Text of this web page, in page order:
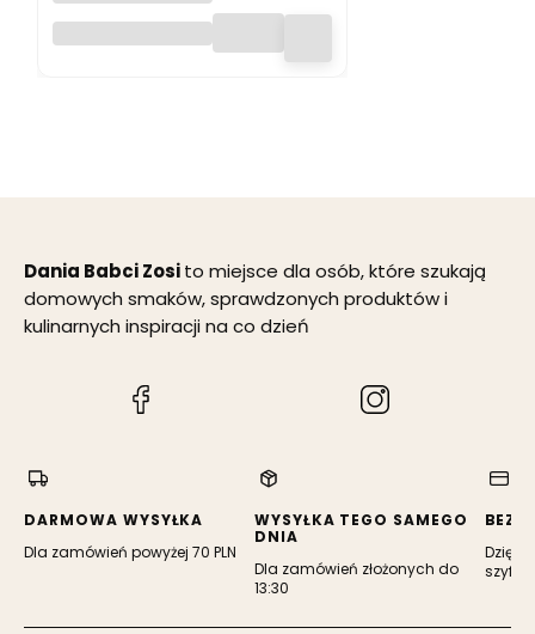
bez skórki 300 g -
Dania Babci Zosito miejsce dla osób, które szukają
domowych smaków, sprawdzonych produktów i
kulinarnych inspiracji na co dzień
karcie)
(Otwiera
karcie)
DARMOWA WYSYŁKA
Dla zamówień powyżej 70 PLN
WYSYŁKA TEGO SAMEGO
DNIA
Dla zamówień złożonych do
13:30
Dzięki